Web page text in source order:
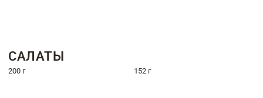
САЛАТЫ
200 г 152 г